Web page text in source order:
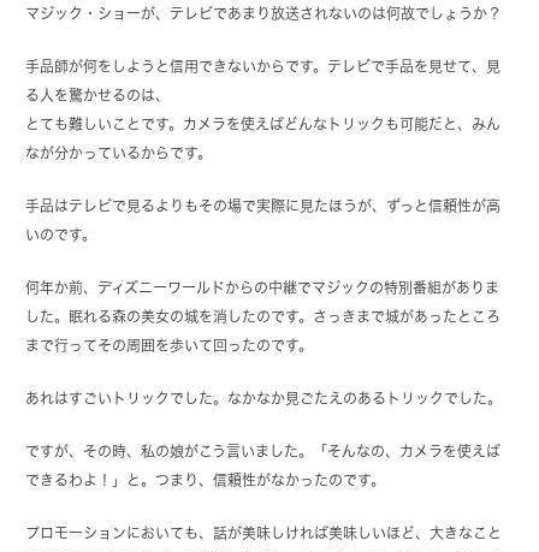
マジック・ショーが、テレビであまり放送されないのは何故でしょうか？
手品師が何をしようと信用できないからです。テレビで手品を見せて、見
る人を驚かせるのは、
とても難しいことです。カメラを使えばどんなトリックも可能だと、みん
なが分かっているからです。
手品はテレビで見るよりもその場で実際に見たほうが、ずっと信頼性が高
いのです。
何年か前、ディズニーワールドからの中継でマジックの特別番組がありま
した。眠れる森の美女の城を消したのです。さっきまで城があったところ
まで行ってその周囲を歩いて回ったのです。
あれはすごいトリックでした。なかなか見ごたえのあるトリックでした。
ですが、その時、私の娘がこう言いました。「そんなの、カメラを使えば
できるわよ！」と。つまり、信頼性がなかったのです。
プロモーションにおいても、話が美味しければ美味しいほど、大きなこと